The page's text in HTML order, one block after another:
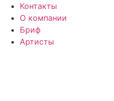
Контакты
О компании
Бриф
Артисты